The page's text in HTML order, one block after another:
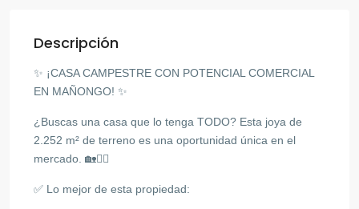
Descripción
✨ ¡CASA CAMPESTRE CON POTENCIAL COMERCIAL
EN MAÑONGO! ✨
¿Buscas una casa que lo tenga TODO? Esta joya de
2.252 m² de terreno es una oportunidad única en el
mercado. 🏡🏊‍♂️
✅ Lo mejor de esta propiedad: